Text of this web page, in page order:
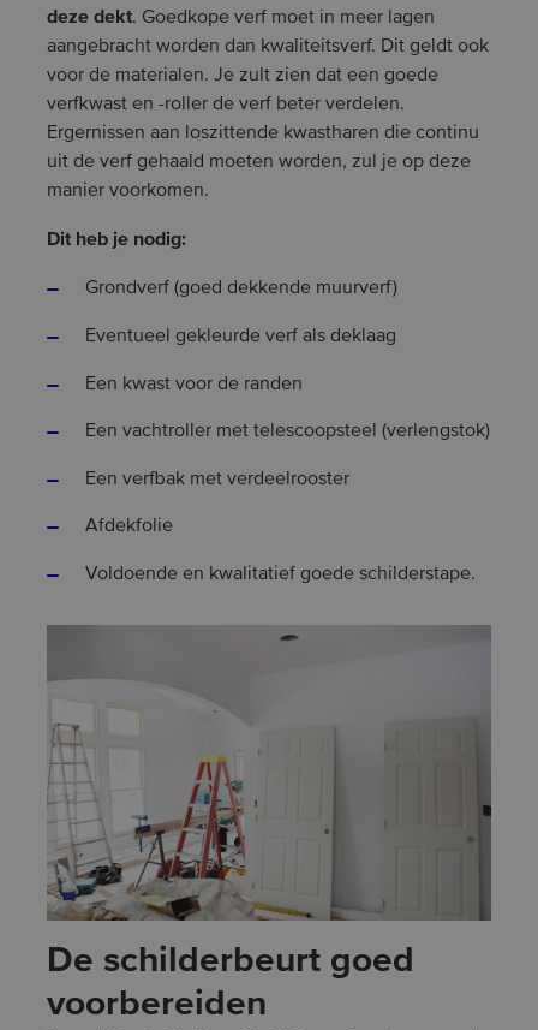
deze dekt. Goedkope verf moet in meer lagen
aangebracht worden dan kwaliteitsverf. Dit geldt ook
voor de materialen. Je zult zien dat een goede
verfkwast en -roller de verf beter verdelen.
Ergernissen aan loszittende kwastharen die continu
uit de verf gehaald moeten worden, zul je op deze
manier voorkomen.
Dit heb je nodig:
Grondverf (goed dekkende muurverf)
Eventueel gekleurde verf als deklaag
Een kwast voor de randen
Een vachtroller met telescoopsteel (verlengstok)
Een verfbak met verdeelrooster
Afdekfolie
Voldoende en kwalitatief goede schilderstape.
De schilderbeurt goed
voorbereiden